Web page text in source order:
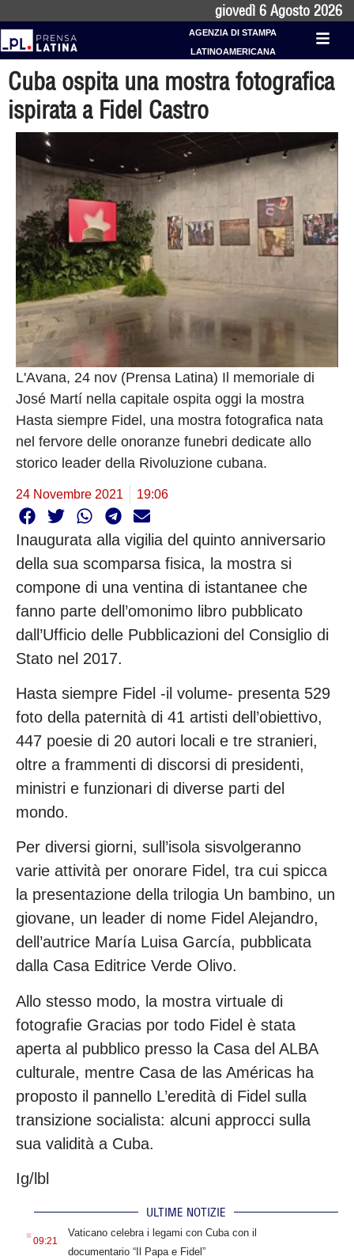
giovedì 6 Agosto 2026
AGENZIA DI STAMPA
LATINOAMERICANA
Cuba ospita una mostra fotografica
ispirata a Fidel Castro
L'Avana, 24 nov (Prensa Latina) Il memoriale di
José Martí nella capitale ospita oggi la mostra
Hasta siempre Fidel, una mostra fotografica nata
nel fervore delle onoranze funebri dedicate allo
storico leader della Rivoluzione cubana.
24 Novembre 2021 19:06
Inaugurata alla vigilia del quinto anniversario
della sua scomparsa fisica, la mostra si
compone di una ventina di istantanee che
fanno parte dell’omonimo libro pubblicato
dall’Ufficio delle Pubblicazioni del Consiglio di
Stato nel 2017.
Hasta siempre Fidel -il volume- presenta 529
foto della paternità di 41 artisti dell’obiettivo,
447 poesie di 20 autori locali e tre stranieri,
oltre a frammenti di discorsi di presidenti,
ministri e funzionari di diverse parti del
mondo.
Per diversi giorni, sull’isola sisvolgeranno
varie attività per onorare Fidel, tra cui spicca
la presentazione della trilogia Un bambino, un
giovane, un leader di nome Fidel Alejandro,
dell’autrice María Luisa García, pubblicata
dalla Casa Editrice Verde Olivo.
Allo stesso modo, la mostra virtuale di
fotografie Gracias por todo Fidel è stata
aperta al pubblico presso la Casa del ALBA
culturale, mentre Casa de las Américas ha
proposto il pannello L’eredità di Fidel sulla
transizione socialista: alcuni approcci sulla
sua validità a Cuba.
Ig/lbl
ULTIME NOTIZIE
. 09:21
Vaticano celebra i legami con Cuba con il
documentario “Il Papa e Fidel”